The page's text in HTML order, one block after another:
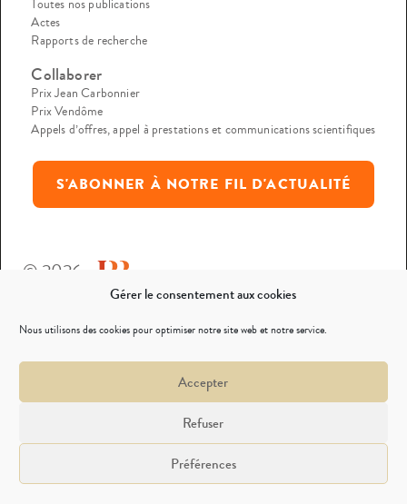
Gérer le consentement aux cookies
Nous utilisons des cookies pour optimiser notre site web et notre service.
Accepter
Refuser
Préférences
Toutes nos publications
Actes
Rapports de recherche
Collaborer
Prix Jean Carbonnier
Prix Vendôme
Appels d’offres, appel à prestations et communications scientifiques
S'ABONNER À NOTRE FIL D'ACTUALITÉ
© 2026